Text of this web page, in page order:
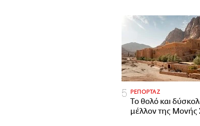
ΡΕΠΟΡΤΑΖ
Το θολό και
μέλλον της Μονής